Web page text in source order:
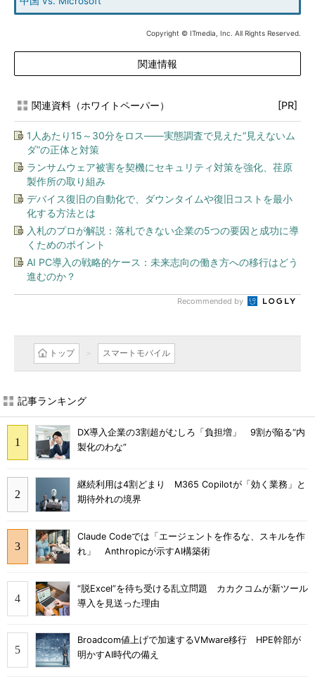
Copyright © ITmedia, Inc. All Rights Reserved.
関連情報
関連資料（ホワイトペーパー） [PR]
1人あたり15～30分をロス――実態調査で見えた“見えないム
ダ”の正体と対策
ランサムウェア被害を契機にセキュリティ対策を強化、荏原
製作所の取り組み
デバイス復旧の自動化で、ダウンタイムや復旧コストを最小
化する方法とは
入札のプロが解説：落札できない企業の5つの要因と成功に導
くためのポイント
AI PC導入の戦略的ケース：未来志向の働き方への移行はどう
進むのか？
Recommended by
トップ スマートモバイル
記事ランキング
DX導入企業の3割超がむしろ「負担増」 9割が陥る“内
製化のわな”
継続利用は4割どまり M365 Copilotが「効く業務」と
期待外れの境界
Claude Codeでは「エージェントを作るな、スキルを作
れ」 Anthropicが示すAI構築術
“脱Excel”を待ち受ける乱立問題 カカクコムが新ツール
導入を見送った理由
Broadcom値上げで加速するVMware移行 HPE幹部が
明かすAI時代の備え